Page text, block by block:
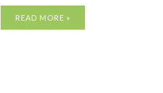
READ MORE »